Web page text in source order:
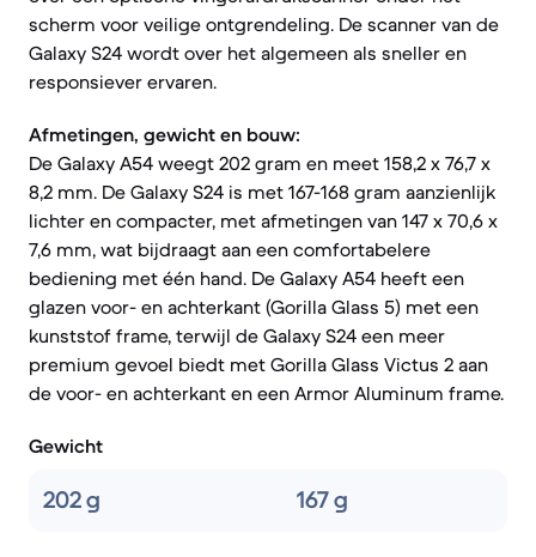
scherm voor veilige ontgrendeling. De scanner van de
Galaxy S24 wordt over het algemeen als sneller en
responsiever ervaren.
Afmetingen, gewicht en bouw:
De Galaxy A54 weegt 202 gram en meet 158,2 x 76,7 x
8,2 mm. De Galaxy S24 is met 167-168 gram aanzienlijk
lichter en compacter, met afmetingen van 147 x 70,6 x
7,6 mm, wat bijdraagt aan een comfortabelere
bediening met één hand. De Galaxy A54 heeft een
glazen voor- en achterkant (Gorilla Glass 5) met een
kunststof frame, terwijl de Galaxy S24 een meer
premium gevoel biedt met Gorilla Glass Victus 2 aan
de voor- en achterkant en een Armor Aluminum frame.
Gewicht
202 g 167 g